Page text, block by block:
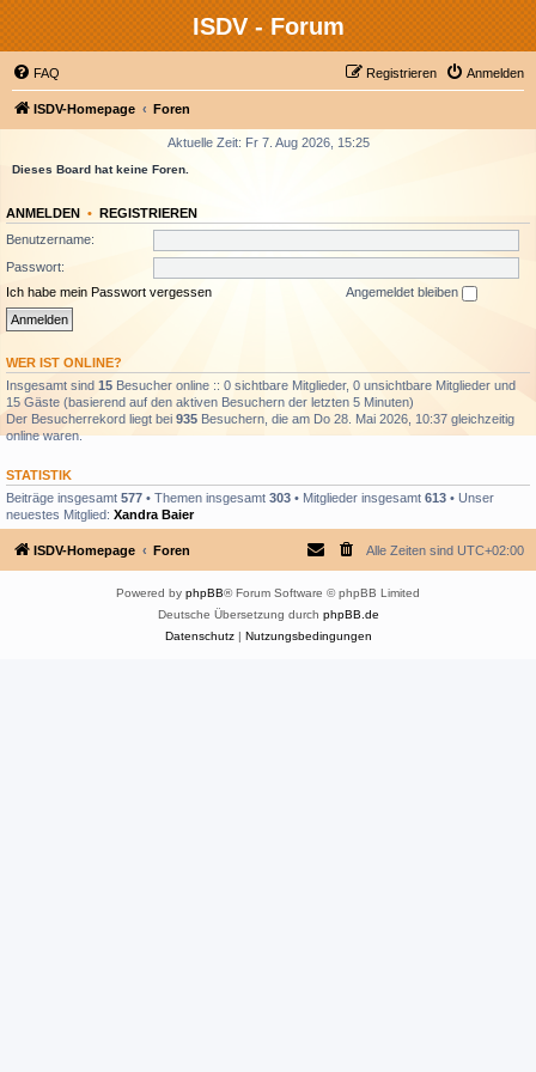
ISDV - Forum
FAQ Anmelden
Registrieren
ISDV-Homepage Foren
Aktuelle Zeit: Fr 7. Aug 2026, 15:25
Dieses Board hat keine Foren.
ANMELDEN • REGISTRIEREN
Benutzername:
Passwort:
Ich habe mein Passwort vergessen
Angemeldet bleiben
WER IST ONLINE?
Insgesamt sind 15 Besucher online :: 0 sichtbare Mitglieder, 0 unsichtbare Mitglieder und
15 Gäste (basierend auf den aktiven Besuchern der letzten 5 Minuten)
Der Besucherrekord liegt bei 935 Besuchern, die am Do 28. Mai 2026, 10:37 gleichzeitig
online waren.
STATISTIK
Beiträge insgesamt 577 • Themen insgesamt 303 • Mitglieder insgesamt 613 • Unser
neuestes Mitglied: Xandra Baier
ISDV-Homepage Foren Alle Zeiten sind UTC+02:00
Powered by phpBB® Forum Software © phpBB Limited
Deutsche Übersetzung durch phpBB.de
Datenschutz| Nutzungsbedingungen